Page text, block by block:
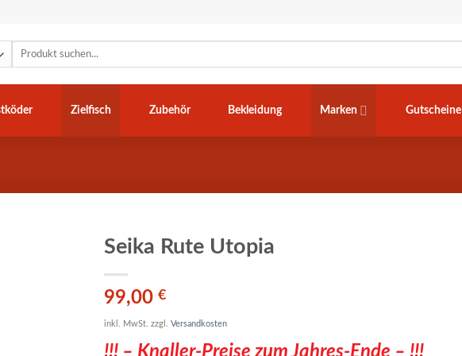
Suchen
Zielfisch Zubehör Bekleidung Marken Gutscheine
Seika Rute Utopia
99,00 €
inkl. MwSt. zzgl. Versandkosten
!!! – Knaller-Preise zum Jahres-Ende – !!!